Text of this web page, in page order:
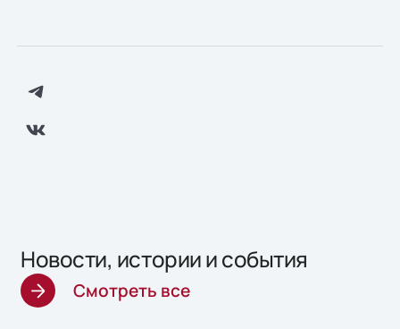
Новости, истории и события
Смотреть все